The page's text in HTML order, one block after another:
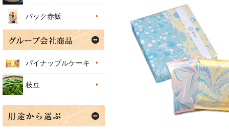
パック赤飯
パイナップルケーキ
枝豆